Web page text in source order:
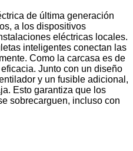
de última generación
a los dispositivos
eléctricas locales.
inteligentes conectan las
Como la carcasa es de
Junto con un diseño
y un fusible adicional,
Esto garantiza que los
sobrecarguen, incluso con